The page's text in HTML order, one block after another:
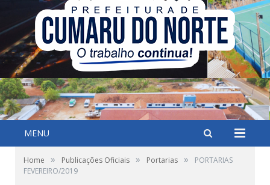
MENU
Home » Publicações Oficiais » Portarias »
PORTARIAS
FEVEREIRO/2019